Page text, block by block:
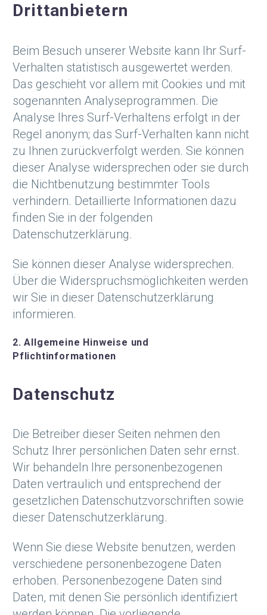
Drittanbietern
Beim Besuch unserer Website kann Ihr Surf-
Verhalten statistisch ausgewertet werden.
Das geschieht vor allem mit Cookies und mit
sogenannten Analyseprogrammen. Die
Analyse Ihres Surf-Verhaltens erfolgt in der
Regel anonym; das Surf-Verhalten kann nicht
zu Ihnen zurückverfolgt werden. Sie können
dieser Analyse widersprechen oder sie durch
die Nichtbenutzung bestimmter Tools
verhindern. Detaillierte Informationen dazu
finden Sie in der folgenden
Datenschutzerklärung.
Sie können dieser Analyse widersprechen.
Über die Widerspruchsmöglichkeiten werden
wir Sie in dieser Datenschutzerklärung
informieren.
2. Allgemeine Hinweise und
Pflichtinformationen
Datenschutz
Die Betreiber dieser Seiten nehmen den
Schutz Ihrer persönlichen Daten sehr ernst.
Wir behandeln Ihre personenbezogenen
Daten vertraulich und entsprechend der
gesetzlichen Datenschutzvorschriften sowie
dieser Datenschutzerklärung.
Wenn Sie diese Website benutzen, werden
verschiedene personenbezogene Daten
erhoben. Personenbezogene Daten sind
Daten, mit denen Sie persönlich identifiziert